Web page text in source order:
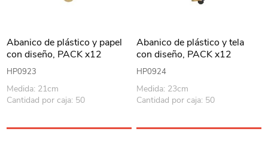
Abanico de plástico y papel
con diseño, PACK x12
HP0923
Medida: 21cm
Cantidad por caja: 50
Abanico de plástico y tela
con diseño, PACK x12
HP0924
Medida: 23cm
Cantidad por caja: 50